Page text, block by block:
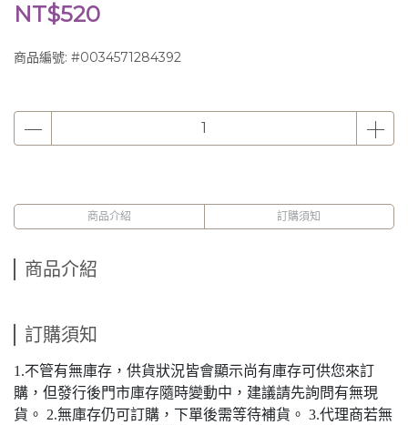
NT$520
商品編號: #0034571284392
商品介紹 訂購須知
商品介紹
訂購須知
1.不管有無庫存，供貨狀況皆會顯示尚有庫存可供您來訂
購，但發行後門市庫存隨時變動中，建議請先詢問有無現
貨。 2.無庫存仍可訂購，下單後需等待補貨。 3.代理商若無